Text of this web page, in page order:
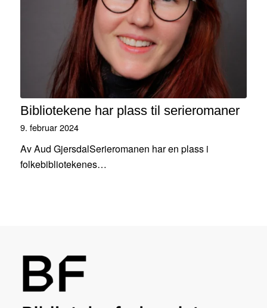
Bibliotekene har plass til serieromaner
9. februar 2024
Av Aud GjersdalSerieromanen har en plass i
folkebibliotekenes…